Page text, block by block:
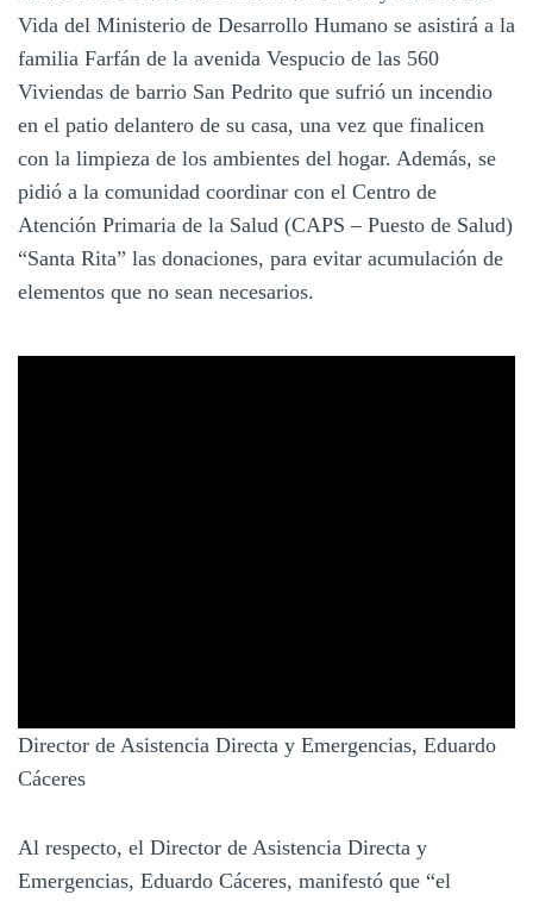
Vida del Ministerio de Desarrollo Humano se asistirá a la
familia Farfán de la avenida Vespucio de las 560
Viviendas de barrio San Pedrito que sufrió un incendio
en el patio delantero de su casa, una vez que finalicen
con la limpieza de los ambientes del hogar. Además, se
pidió a la comunidad coordinar con el Centro de
Atención Primaria de la Salud (CAPS – Puesto de Salud)
“Santa Rita” las donaciones, para evitar acumulación de
elementos que no sean necesarios.
Director de Asistencia Directa y Emergencias, Eduardo
Cáceres
Al respecto, el Director de Asistencia Directa y
Emergencias, Eduardo Cáceres, manifestó que “el